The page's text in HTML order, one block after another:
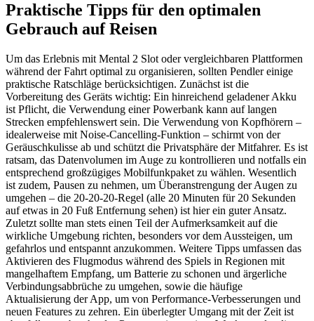
Praktische Tipps für den optimalen
Gebrauch auf Reisen
Um das Erlebnis mit Mental 2 Slot oder vergleichbaren Plattformen
während der Fahrt optimal zu organisieren, sollten Pendler einige
praktische Ratschläge berücksichtigen. Zunächst ist die
Vorbereitung des Geräts wichtig: Ein hinreichend geladener Akku
ist Pflicht, die Verwendung einer Powerbank kann auf langen
Strecken empfehlenswert sein. Die Verwendung von Kopfhörern –
idealerweise mit Noise-Cancelling-Funktion – schirmt von der
Geräuschkulisse ab und schützt die Privatsphäre der Mitfahrer. Es ist
ratsam, das Datenvolumen im Auge zu kontrollieren und notfalls ein
entsprechend großzügiges Mobilfunkpaket zu wählen. Wesentlich
ist zudem, Pausen zu nehmen, um Überanstrengung der Augen zu
umgehen – die 20-20-20-Regel (alle 20 Minuten für 20 Sekunden
auf etwas in 20 Fuß Entfernung sehen) ist hier ein guter Ansatz.
Zuletzt sollte man stets einen Teil der Aufmerksamkeit auf die
wirkliche Umgebung richten, besonders vor dem Aussteigen, um
gefahrlos und entspannt anzukommen. Weitere Tipps umfassen das
Aktivieren des Flugmodus während des Spiels in Regionen mit
mangelhaftem Empfang, um Batterie zu schonen und ärgerliche
Verbindungsabbrüche zu umgehen, sowie die häufige
Aktualisierung der App, um von Performance-Verbesserungen und
neuen Features zu zehren. Ein überlegter Umgang mit der Zeit ist